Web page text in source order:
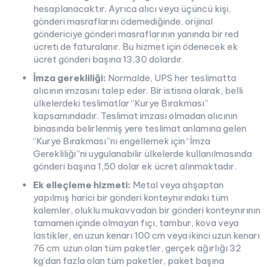
hesaplanacaktır. Ayrıca alıcı veya üçüncü kişi,
gönderi masraflarını ödemediğinde, orijinal
göndericiye gönderi masraflarının yanında bir red
ücreti de faturalanır. Bu hizmet için ödenecek ek
ücret gönderi başına 13,30 dolardır.
İmza gerekliliği: Normalde, UPS her teslimatta
alıcının imzasını talep eder. Bir istisna olarak, belli
ülkelerdeki teslimatlar “Kurye Bırakması”
kapsamındadır. Teslimat imzası olmadan alıcının
binasında belirlenmiş yere teslimat anlamına gelen
“Kurye Bırakması”nı engellemek için “İmza
Gerekliliği”ni uygulanabilir ülkelerde kullanılmasında
gönderi başına 1,50 dolar ek ücret alınmaktadır.
Ek elleçleme hizmeti: Metal veya ahşaptan
yapılmış harici bir gönderi konteynırındaki tüm
kalemler, oluklu mukavvadan bir gönderi konteynırının
tamamen içinde olmayan fıçı, tambur, kova veya
lastikler, en uzun kenarı 100 cm veya ikinci uzun kenarı
76 cm uzun olan tüm paketler, gerçek ağırlığı 32
kg’dan fazla olan tüm paketler, paket başına